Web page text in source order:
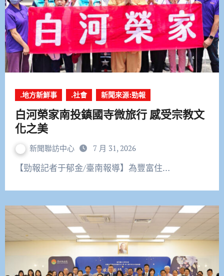
.地方新鮮事 .社會 新聞來源:勁報
白河榮家南投鎮國寺微旅行 感受宗教文
化之美
新聞聯訪中心 7 月 31, 2026
【勁報記者于郁金/臺南報導】為豐富住…